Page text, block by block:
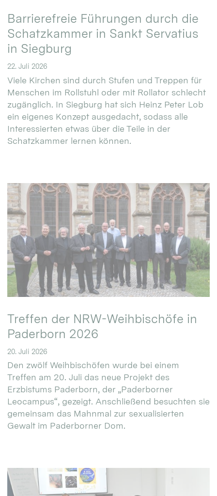
Barrierefreie Führungen durch die
Schatzkammer in Sankt Servatius
in Siegburg
22. Juli 2026
Viele Kirchen sind durch Stufen und Treppen für
Menschen im Rollstuhl oder mit Rollator schlecht
zugänglich. In Siegburg hat sich Heinz Peter Lob
ein eigenes Konzept ausgedacht, sodass alle
Interessierten etwas über die Teile in der
Schatzkammer lernen können.
Treffen der NRW-Weihbischöfe in
Paderborn 2026
20. Juli 2026
Den zwölf Weihbischöfen wurde bei einem
Treffen am 20. Juli das neue Projekt des
Erzbistums Paderborn, der „Paderborner
Leocampus“, gezeigt. Anschließend besuchten sie
gemeinsam das Mahnmal zur sexualisierten
Gewalt im Paderborner Dom.